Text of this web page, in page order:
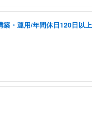
築・運用/年間休日120日以上